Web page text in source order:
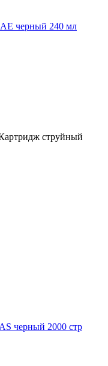
черный 240 мл
струйный
черный 2000 стр